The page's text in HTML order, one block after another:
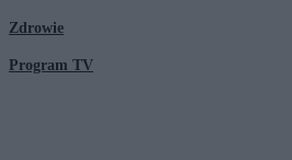
Zdrowie
Program TV